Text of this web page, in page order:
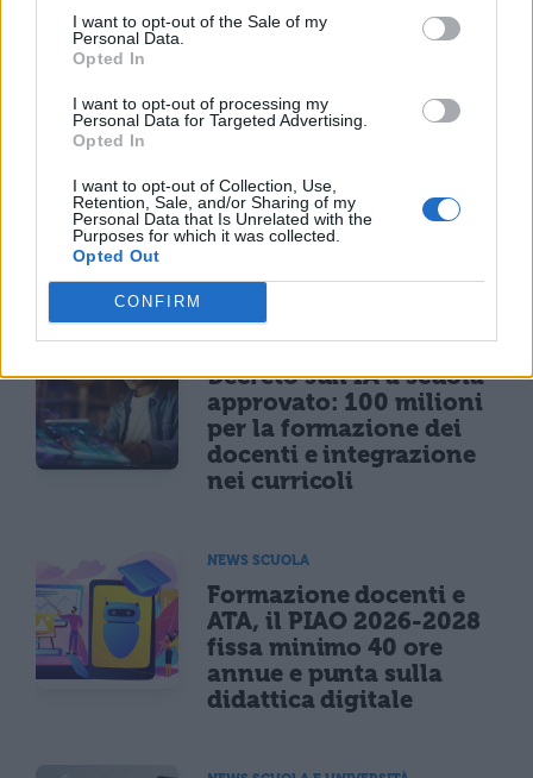
I want to opt-out of the Sale of my
Personal Data.
Opted In
I want to opt-out of processing my
Personal Data for Targeted Advertising.
Opted In
I want to opt-out of Collection, Use,
Retention, Sale, and/or Sharing of my
Personal Data that Is Unrelated with the
Purposes for which it was collected.
Opted Out
CONFIRM
residuo prima della
NEWS SCUOLA
delle posizioni
economiche e arretrati:
riunione ministeriale il
NEWS SCUOLA
Decreto sull'IA a scuola
approvato: 100 milioni
per la formazione dei
docenti e integrazione
nei curricoli
NEWS SCUOLA
Formazione docenti e
ATA, il PIAO 2026-2028
fissa minimo 40 ore
annue e punta sulla
didattica digitale